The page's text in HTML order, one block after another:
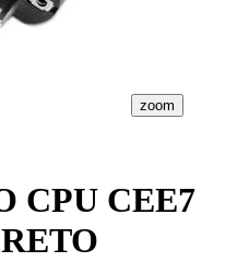
zoom
CPU CEE7